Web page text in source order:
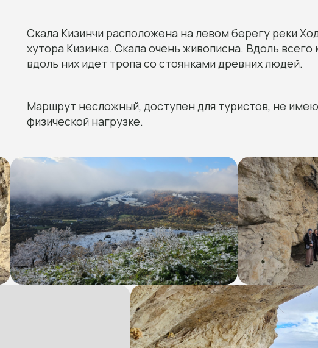
Скала Кизинчи расположена на левом берегу реки
хутора Кизинка. Скала очень живописна. Вдоль всего
вдоль них идет тропа со стоянками древних людей.
Маршрут несложный, доступен для туристов, не
физической нагрузке.